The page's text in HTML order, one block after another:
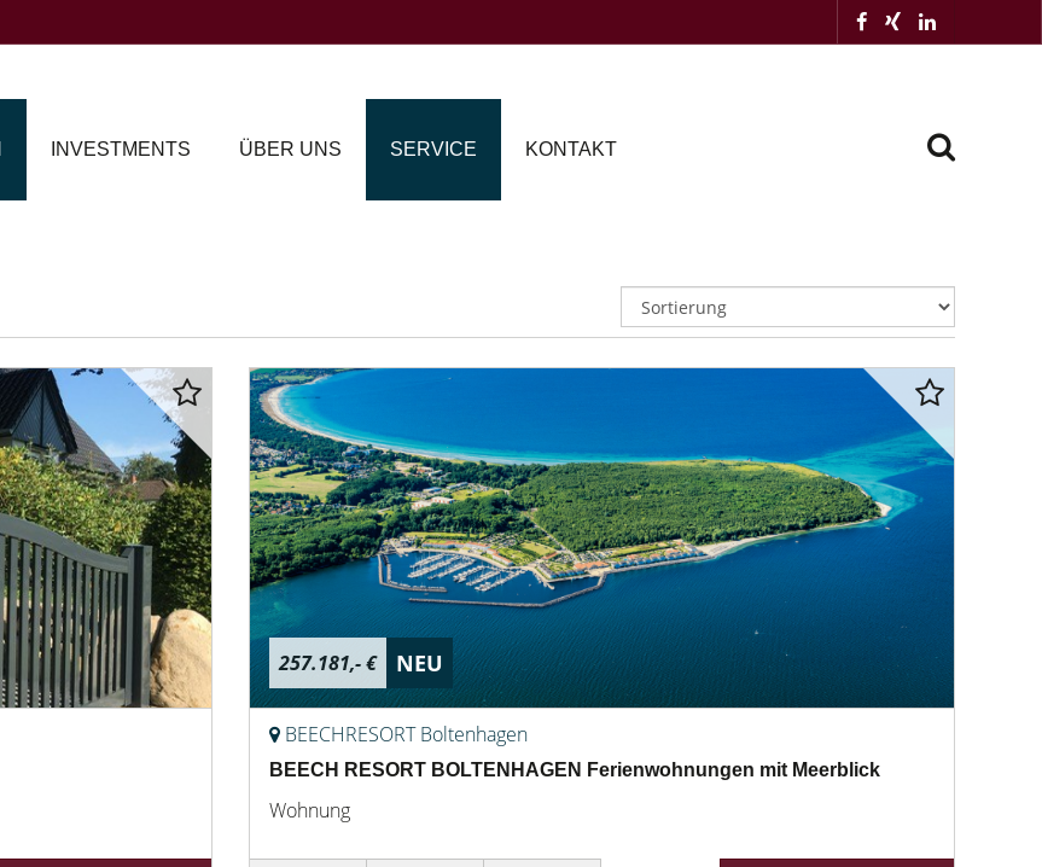
INVESTMENTS ÜBER UNS SERVICE KONTAKT
257.181,- € NEU
BEECHRESORT Boltenhagen
BEECH RESORT BOLTENHAGEN Ferienwohnungen mit Meerblick
Wohnung